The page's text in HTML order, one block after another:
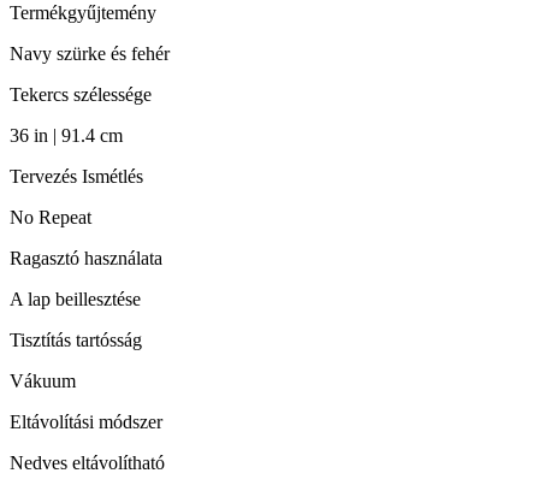
Termékgyűjtemény
Navy szürke és fehér
Tekercs szélessége
36 in | 91.4 cm
Tervezés Ismétlés
No Repeat
Ragasztó használata
A lap beillesztése
Tisztítás tartósság
Vákuum
Eltávolítási módszer
Nedves eltávolítható